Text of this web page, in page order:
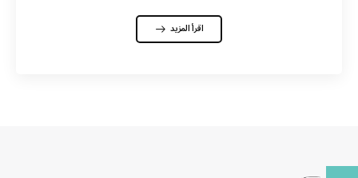
اقرأ المزيد